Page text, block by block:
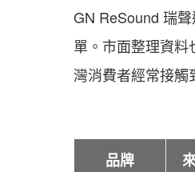
GN ReSound 瑞
單。市面整理資
灣消費者經常接觸
品牌